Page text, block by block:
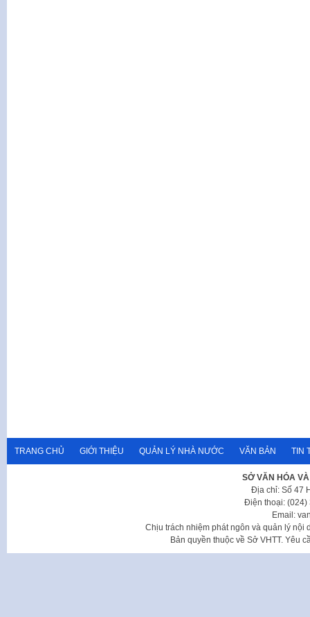
TRANG CHỦ GIỚI THIỆU QUẢN LÝ NHÀ NƯỚC VĂN BẢN TIN
SỞ VĂN HÓA
Địa chỉ: Số 47
Điện thoại: (024)
Email:
Chịu trách nhiệm phát ngôn và quản lý nội
Bản quyền thuộc về Sở VHTT. Yêu